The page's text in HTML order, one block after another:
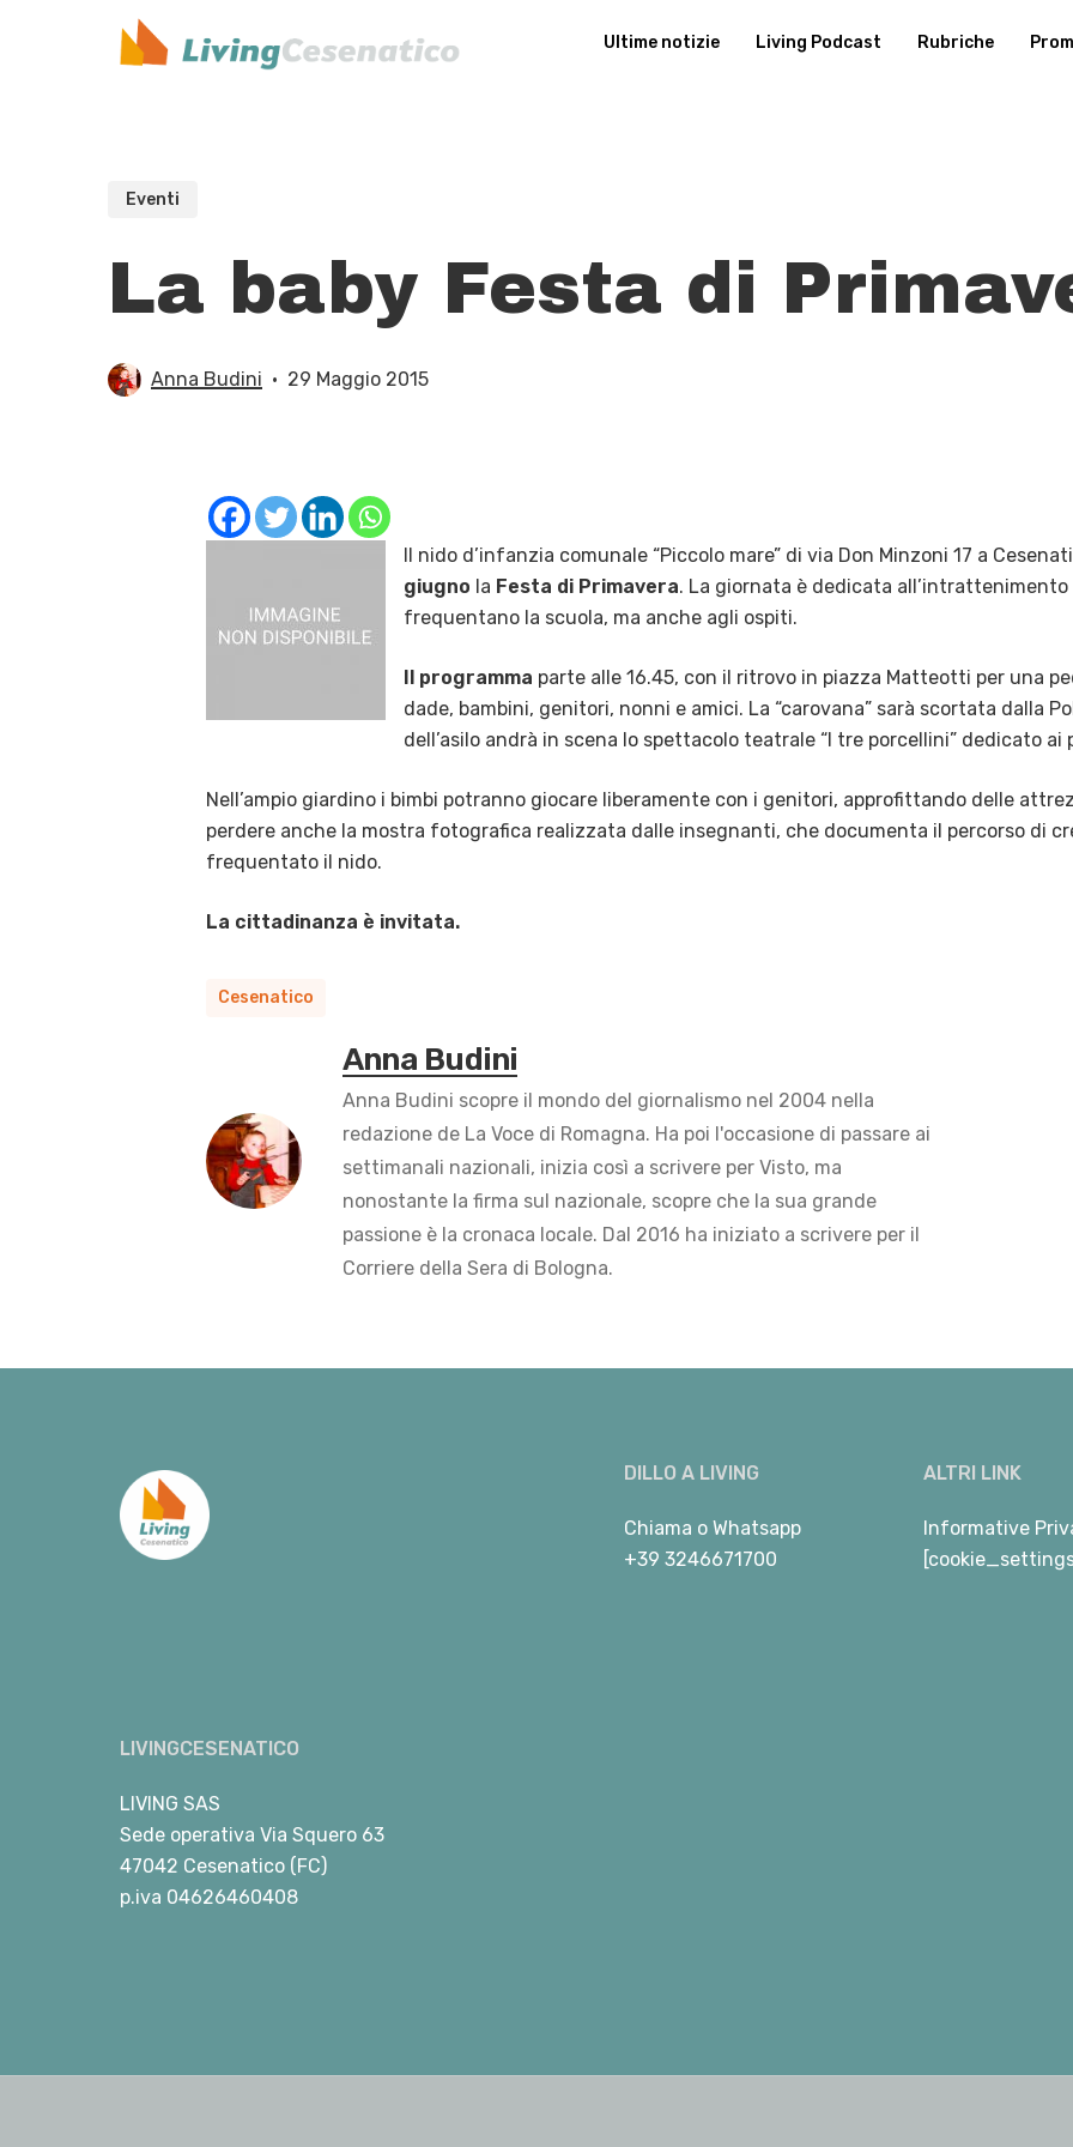
Ultime notizie Living Podcast Rubriche
Eventi
La baby Festa di
Anna Budini 29 Maggio 2015
Il nido d’infanzia comunale “Piccolo mare” di via Don Minzoni 17 a
giugno la Festa di Primavera. La giornata è dedicata
frequentano la scuola, ma anche agli ospiti.
Il programma parte alle 16.45, con il ritrovo in piazza Matteotti per una
dade, bambini, genitori, nonni e amici. La “carovana” sarà scortata dalla
dell’asilo andrà in scena lo spettacolo teatrale “I tre porcellini” dedicato
Nell’ampio giardino i bimbi potranno giocare liberamente con i genitori, approfittando delle
perdere anche la mostra fotografica realizzata dalle insegnanti, che documenta il percorso di
frequentato il nido.
La cittadinanza è invitata.
Cesenatico
Anna Budini
Anna Budini scopre il mondo del giornalismo nel 2004 nella
redazione de La Voce di Romagna. Ha poi l'occasione di passare ai
settimanali nazionali, inizia così a scrivere per Visto, ma
nonostante la firma sul nazionale, scopre che la sua grande
passione è la cronaca locale. Dal 2016 ha iniziato a scrivere per il
Corriere della Sera di Bologna.
LIVINGCESENATICO
LIVING SAS
Sede operativa Via Squero 63
47042 Cesenatico (FC)
p.iva 04626460408
DILLO A LIVING
Chiama o Whatsapp
+39 3246671700
ALTRI LINK
Informative